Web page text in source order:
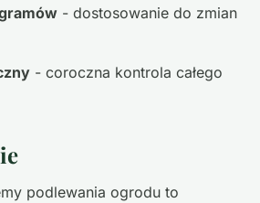
- dostosowanie do zmian
- coroczna kontrola całego
podlewania ogrodu to